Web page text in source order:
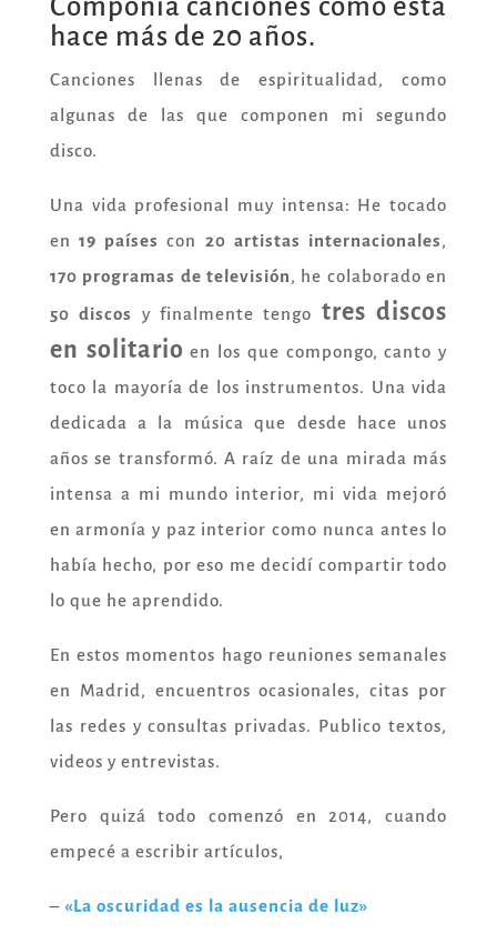
hace más de 20 años.
Canciones llenas de espiritualidad, como
algunas de las que componen mi segundo
disco.
Una vida profesional muy intensa: He tocado
en19 países con 20 artistas internacionales,
170 programas de televisión, he colaborado en
50 discos
y finalmente tengo tres discos
en solitario en los que compongo, canto y
toco la mayoría de los instrumentos. Una vida
dedicada a la música que desde hace unos
años se transformó. A raíz de una mirada más
intensa a mi mundo interior, mi vida mejoró
en armonía y paz interior como nunca antes lo
había hecho, por eso me decidí compartir todo
lo que he aprendido.
En estos momentos hago reuniones semanales
en Madrid, encuentros ocasionales, citas por
las redes y consultas privadas. Publico textos,
videos y entrevistas.
Pero quizá todo comenzó en 2014, cuando
empecé a escribir artículos,
– «La oscuridad es la ausencia de luz»